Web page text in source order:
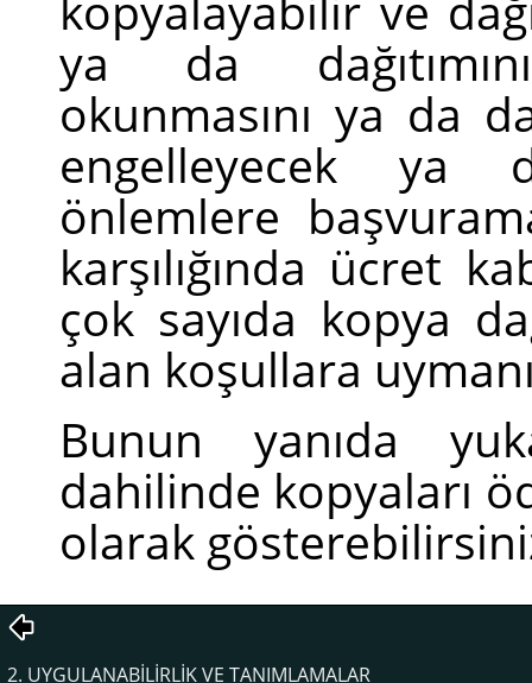
ya da
okunmasını ya da
engelleyecek ya
önlemlere
karşılığında ücret
çok sayıda kopya
alan koşullara
Bunun yanıda
dahilinde kopyaları
olarak
2. UYGULANABİLİRLİK VE TANIMLAMALAR